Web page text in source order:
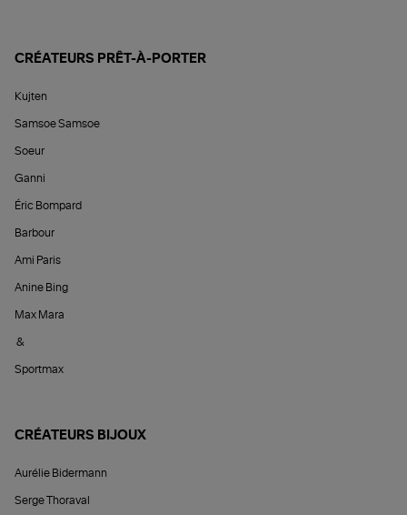
CRÉATEURS PRÊT-À-PORTER
Kujten
Samsoe Samsoe
Soeur
Ganni
Éric Bompard
Barbour
Ami Paris
Anine Bing
Max Mara
&
Sportmax
CRÉATEURS BIJOUX
Aurélie Bidermann
Serge Thoraval